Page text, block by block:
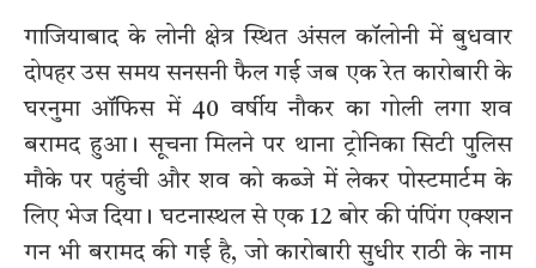
गाजियाबाद के लोनी क्षेत्र स्थित अंसल कॉलोनी में बुधवार
दोपहर उस समय सनसनी फैल गई जब एक रेत कारोबारी के
घरनुमा ऑफिस में 40 वर्षीय नौकर का गोली लगा शव
बरामद हुआ। सूचना मिलने पर थाना ट्रोनिका सिटी पुलिस
मौके पर पहुंची और शव को कब्जे में लेकर पोस्टमार्टम के
लिए भेज दिया। घटनास्थल से एक 12 बोर की पंपिंग एक्शन
गन भी बरामद की गई है, जो कारोबारी सुधीर राठी के नाम